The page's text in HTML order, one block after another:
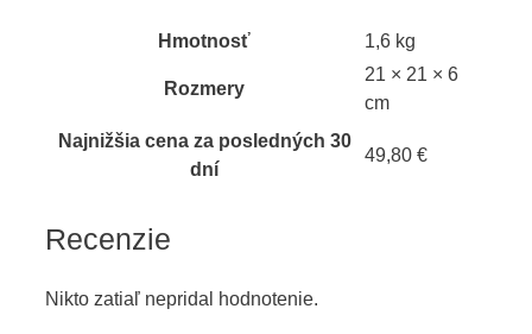
Hmotnosť 1,6 kg
Rozmery
21 × 21 × 6
cm
Najnižšia cena za posledných 30
dní
49,80 €
Recenzie
Nikto zatiaľ nepridal hodnotenie.